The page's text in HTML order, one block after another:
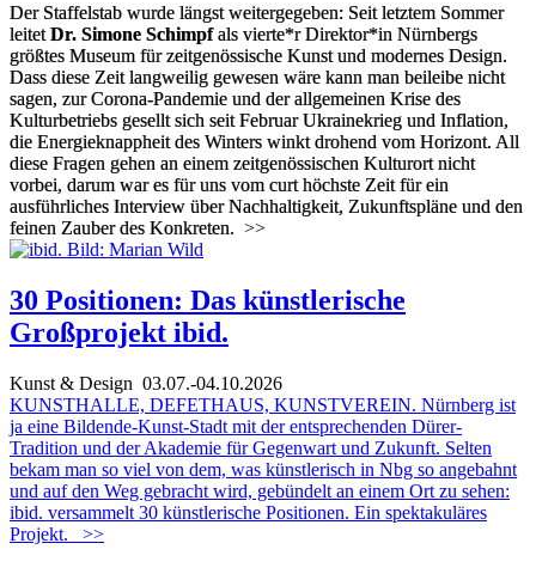
Der Staffelstab wurde längst weitergegeben: Seit letztem Sommer
leitetDr. Simone Schimpfals vierte*r Direktor*in Nürnbergs
größtes Museum für zeitgenössische Kunst und modernes Design.
Dass diese Zeit langweilig gewesen wäre kann man beileibe nicht
sagen, zur Corona-Pandemie und der allgemeinen Krise des
Kulturbetriebs gesellt sich seit Februar Ukrainekrieg und Inflation,
die Energieknappheit des Winters winkt drohend vom Horizont. All
diese Fragen gehen an einem zeitgenössischen Kulturort nicht
vorbei, darum war es für uns vom curt höchste Zeit für ein
ausführliches Interview über Nachhaltigkeit, Zukunftspläne und den
feinen Zauber des Konkreten. >>
30 Positionen: Das künstlerische
Großprojekt ibid.
Kunst & Design 03.07.-04.10.2026
KUNSTHALLE, DEFETHAUS, KUNSTVEREIN. Nürnberg ist
ja eine Bildende-Kunst-Stadt mit der entsprechenden Dürer-
Tradition und der Akademie für Gegenwart und Zukunft. Selten
bekam man so viel von dem, was künstlerisch in Nbg so angebahnt
und auf den Weg gebracht wird, gebündelt an einem Ort zu sehen:
ibid. versammelt 30 künstlerische Positionen. Ein spektakuläres
Projekt.
>>